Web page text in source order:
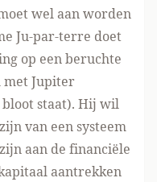
wel aan worden
Ju-par-terre doet
op een beruchte
Jupiter
staat). Hij wil
van een systeem
aan de financiële
aantrekken